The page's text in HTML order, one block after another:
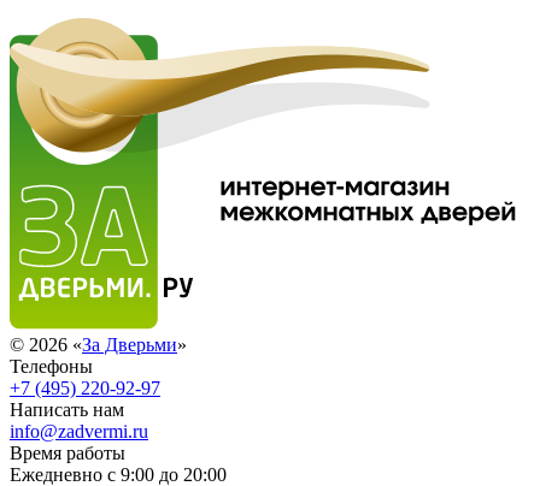
© 2026 «За Дверьми»
Телефоны
+7 (495) 220-92-97
Написать нам
info@zadvermi.ru
Время работы
Ежедневно с 9:00 до 20:00